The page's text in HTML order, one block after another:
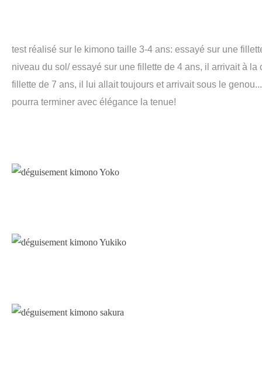
test réalisé sur le kimono taille 3-4 ans: essayé sur une
niveau du sol/ essayé sur une fillette de 4 ans, il arrivait à la
fillette de 7 ans, il lui allait toujours et arrivait sous le
pourra terminer avec élégance la tenue!